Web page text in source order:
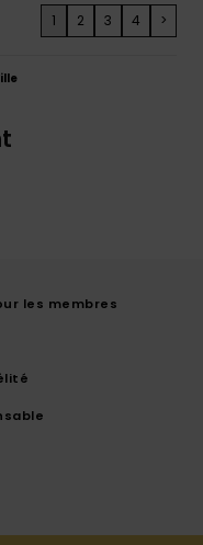
1 2 3 4 >
les membres